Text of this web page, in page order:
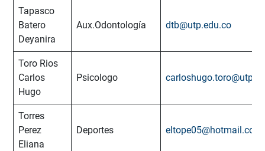
Tapasco
Batero
Deyanira
Aux.Odontología dtb@utp.edu.co
Toro Rios
Carlos
Hugo
Psicologo
Torres
Perez
Eliana
Deportes eltope05@hotmail.com